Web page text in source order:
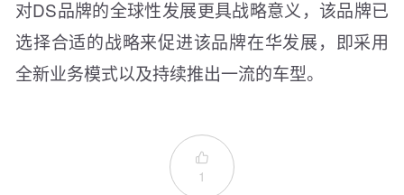
对DS品牌的全球性发展更具战略意义，该品牌已
选择合适的战略来促进该品牌在华发展，即采用
全新业务模式以及持续推出一流的车型。

1